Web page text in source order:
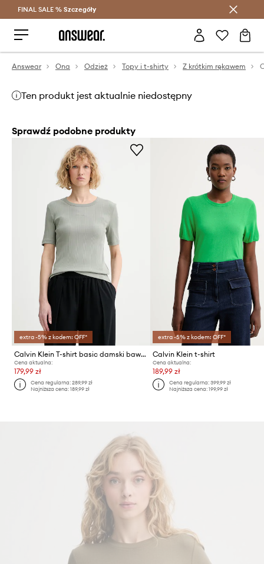
Oszczędzaj z Answear Club >
FINAL SALE % Szczegóły
Answear Ona Odzież Topy i t-shirty Z krótkim rękawem
Ten produkt jest aktualnie niedostępny
Sprawdź podobne produkty
extra -5% z kodem: OFF*
Calvin Klein T-shirt basic damski bawełniany z elastanem
Cena aktualna:
179,99 zł
Cena regularna:289,99 zł
Najniższa cena:189,99 zł
extra -5% z kodem: OFF*
Calvin Klein t-shirt
Cena aktualna:
189,99 zł
Cena regularna: 399,99 zł
Najniższa cena: 199,99 zł